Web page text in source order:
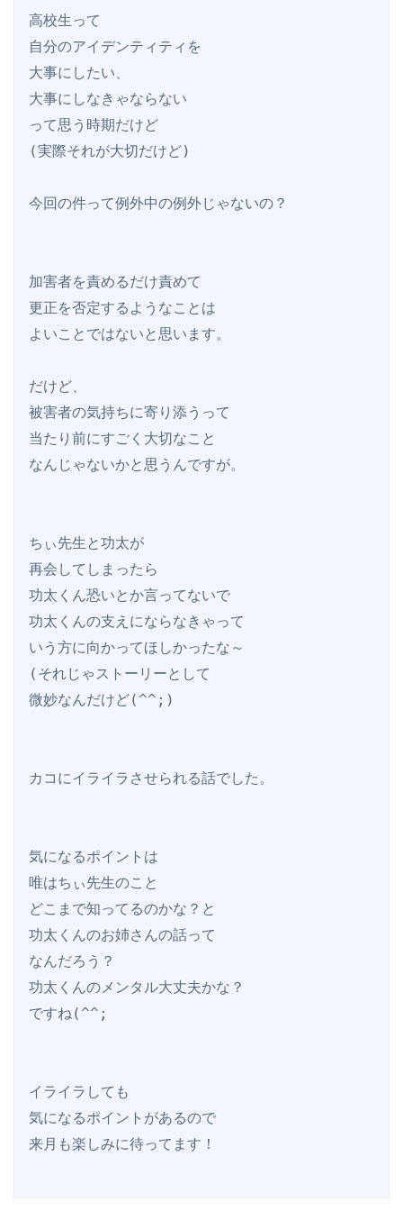
高校生って
自分のアイデンティティを
大事にしたい、
大事にしなきゃならない
って思う時期だけど
(実際それが大切だけど)
今回の件って例外中の例外じゃないの？
加害者を責めるだけ責めて
更正を否定するようなことは
よいことではないと思います。
だけど、
被害者の気持ちに寄り添うって
当たり前にすごく大切なこと
なんじゃないかと思うんですが。
ちぃ先生と功太が
再会してしまったら
功太くん恐いとか言ってないで
功太くんの支えにならなきゃって
いう方に向かってほしかったな～
(それじゃストーリーとして
微妙なんだけど(^^;)
カコにイライラさせられる話でした。
気になるポイントは
唯はちぃ先生のこと
どこまで知ってるのかな？と
功太くんのお姉さんの話って
なんだろう？
功太くんのメンタル大丈夫かな？
ですね(^^;
イライラしても
気になるポイントがあるので